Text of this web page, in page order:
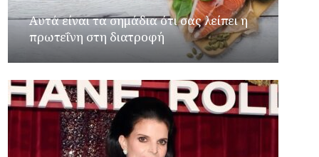
Αυτά είναι τα σημάδια ότι σας λείπει η
πρωτεΐνη στη διατροφή